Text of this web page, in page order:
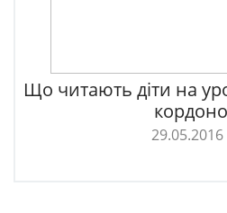
Що читають діти на
29.05.2016